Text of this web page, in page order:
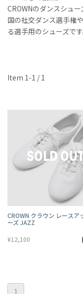
CROWNのダンスシュ
国の社交ダンス選手権
る選手用のシューズです
Item 1-1 / 1
CROWN クラウン レースア
ーズ JAZZ
¥12,100
1